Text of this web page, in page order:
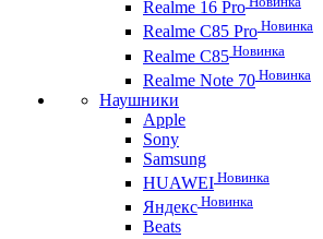
Realme 16 Pro
Realme C85 Pro Новинка
Realme C85 Новинка
Realme Note 70 Новинка
Наушники
Apple
Sony
Samsung
HUAWEI Новинка
Яндекс Новинка
Beats